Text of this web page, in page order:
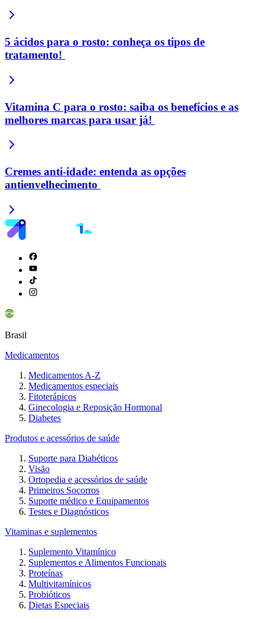
5 ácidos para o rosto: conheça os tipos de
tratamento!
Vitamina C para o rosto: saiba os benefícios e as
melhores marcas para usar já!
Cremes anti-idade: entenda as opções
antienvelhecimento
Brasil
Medicamentos
Medicamentos A-Z
Medicamentos especiais
Fitoterápicos
Ginecologia e Reposição Hormonal
Diabetes
Produtos e acessórios de saúde
Suporte para Diabéticos
Visão
Ortopedia e acessórios de saúde
Primeiros Socorros
Suporte médico e Equipamentos
Testes e Diagnósticos
Vitaminas e suplementos
Suplemento Vitamínico
Suplementos e Alimentos Funcionais
Proteínas
Multivitamínicos
Probióticos
Dietas Especiais